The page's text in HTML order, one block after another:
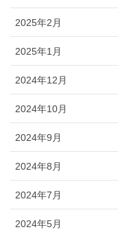
2025年2月
2025年1月
2024年12月
2024年10月
2024年9月
2024年8月
2024年7月
2024年5月